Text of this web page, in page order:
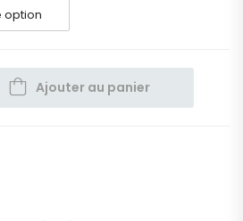
Ajouter au panier